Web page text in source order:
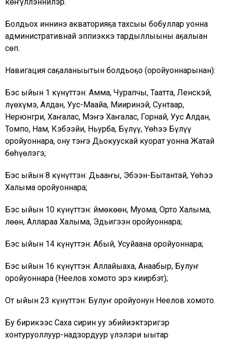
Болдьох иннинэ акваторияҕа тахсыы бобуллар уонна
административнай эппиэккэ тардыллыыны аҕалыан
сөп.
Навигация саҕаланыытын болдьоҕо (оройуоннарынан):
Бэс ыйын 1 күнүттэн: Амма, Чурапчы, Таатта, Ленскэй,
Өлүөхүмэ, Алдан, Уус-Маайа, Мииринэй, Сунтаар,
Нерюнгри, Хаҥалас, Мэҥэ Хаҥалас, Горнай, Уус Алдан,
Томпо, Нам, Кэбээйи, Ньурба, Бүлүү, Үөһээ Бүлүү
оройуоннара, ону тэҥэ Дьокуускай куорат уонна Жатай
бөһүөлэгэ;
Бэс ыйын 8 күнүттэн: Дьааҥы, Эбээн-Бытантай, Үөһээ
Халыма оройуоннара;
Бэс ыйын 10 күнүттэн: Өймөкөөн, Муома, Орто Халыма,
Өлөөн, Аллараа Халыма, Эдьигээн оройуоннара;
Бэс ыйын 14 күнүттэн: Абый, Усуйаана оройуоннара;
Бэс ыйын 16 күнүттэн: Аллайыаха, Анаабыр, Булуҥ
оройуоннара (Неелов хомото эрэ киирбэт);
От ыйын 23 күнүттэн: Булуҥ оройуонун Неелов хомото.
Бу бирикээс Саха сирин уу эбийиэктэригэр
хонтуруоллуур-надзордуур үлэлэри ыытар